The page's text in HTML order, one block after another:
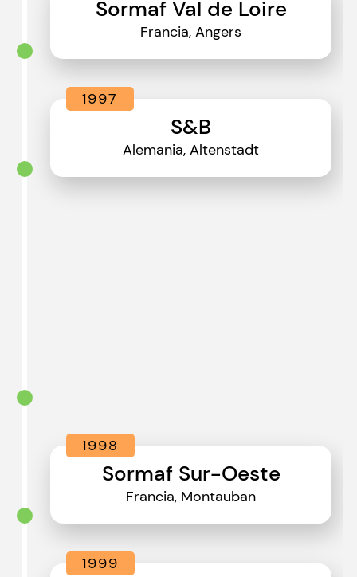
Sormaf Val de Loire
Francia, Angers
1997
S&B
Alemania, Altenstadt
1998
Sormaf Sur-Oeste
Francia, Montauban
1999